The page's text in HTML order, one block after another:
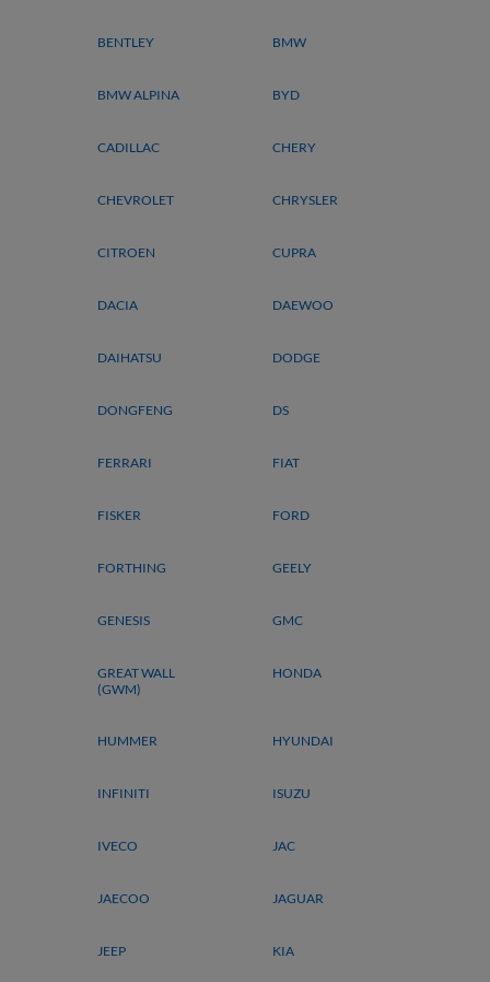
BENTLEY BMW
BMW ALPINA BYD
CADILLAC CHERY
CHEVROLET CHRYSLER
CITROEN CUPRA
DACIA DAEWOO
DAIHATSU DODGE
DONGFENG DS
FERRARI FIAT
FISKER FORD
FORTHING GEELY
GENESIS GMC
GREAT WALL
(GWM)
HONDA
HUMMER HYUNDAI
INFINITI ISUZU
IVECO JAC
JAECOO JAGUAR
JEEP KIA